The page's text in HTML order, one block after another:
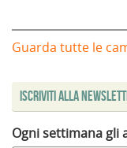
Guarda tutte le
Iscriviti alla
Ogni settimana gli